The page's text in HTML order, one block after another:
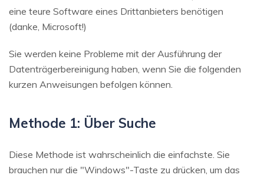
eine teure Software eines Drittanbieters benötigen
(danke, Microsoft!)
Sie werden keine Probleme mit der Ausführung der
Datenträgerbereinigung haben, wenn Sie die folgenden
kurzen Anweisungen befolgen können.
Methode 1: Über Suche
Diese Methode ist wahrscheinlich die einfachste. Sie
brauchen nur die "Windows"-Taste zu drücken, um das